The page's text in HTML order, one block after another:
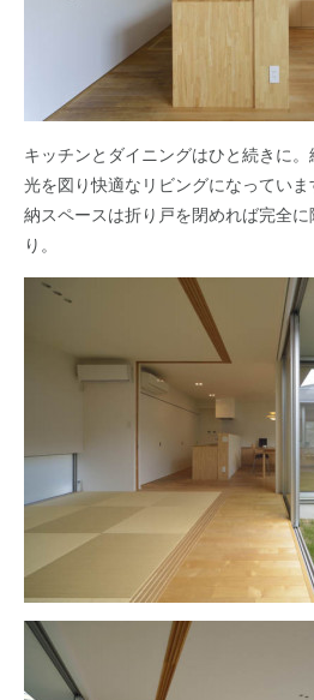
キッチンとダイニングはひと続きに
光を図り快適なリビングになってい
納スペースは折り戸を閉めれば完全
り。